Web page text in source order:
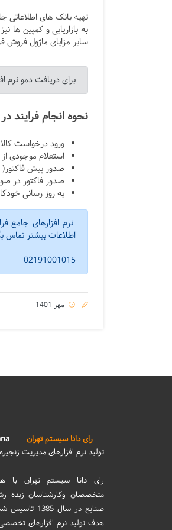
تهیه بانک های اطلاعاتی
به بازاریابی و کمپین
سایر مزایای ماژول فروش
برای دریافت دمو نرم
نحوه انجام فرایند
ورود درخواست
استعلام موجودی از
صدور پیش
صدور فاکتور در
به روز رسانی
نرم افزارهای جامع
اطلاعات بیشتر تماس
02191001015
مهر 1401
رای دانا سیستم تهران
تولید نرم افزارهای مدیریت
رای دانا سیستم تهران
متخصصان وکارشناسان زبده
صنایع در سال
هدف تولید نرم افزارهای